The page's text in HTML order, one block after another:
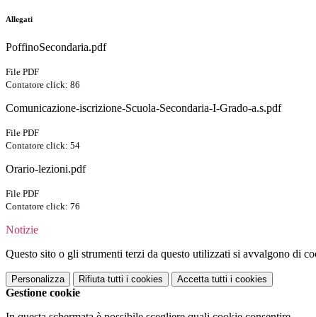
Allegati
PoffinoSecondaria.pdf
File PDF
Contatore click: 86
Comunicazione-iscrizione-Scuola-Secondaria-I-Grado-a.s.pdf
File PDF
Contatore click: 54
Orario-lezioni.pdf
File PDF
Contatore click: 76
Notizie
Questo sito o gli strumenti terzi da questo utilizzati si avvalgono di
Personalizza Rifiuta tutti i cookies Accetta tutti i cookies
Gestione cookie